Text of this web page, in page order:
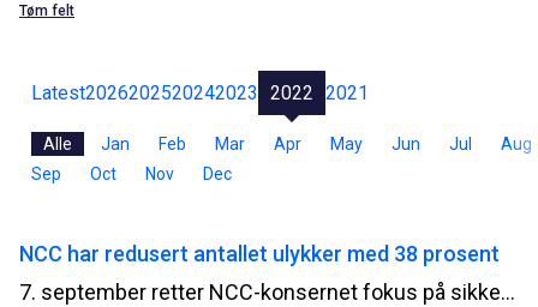
Tøm felt
Latest2026202520242023 2022 2021
Alle Jan Feb Mar Apr May Jun Jul
Aug
Sep
Oct Nov Dec
NCC har redusert antallet ulykker med 38 prosent
7. september retter NCC-konsernet fokus på sikkerheten i virksomheten. I løpet av dagen gjennomfører nærmere 13 000 NCC-ansatte og underentreprenører i prosjektene en stans i arbeidet for å diskutere sikkerheten i prosjektet.